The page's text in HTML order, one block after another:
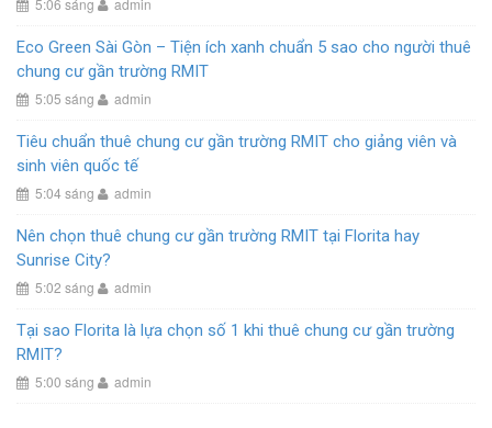
5:06 sáng admin
Eco Green Sài Gòn – Tiện ích xanh chuẩn 5 sao cho người thuê
chung cư gần trường RMIT
5:05 sáng admin
Tiêu chuẩn thuê chung cư gần trường RMIT cho giảng viên và
sinh viên quốc tế
5:04 sáng admin
Nên chọn thuê chung cư gần trường RMIT tại Florita hay
Sunrise City?
5:02 sáng admin
Tại sao Florita là lựa chọn số 1 khi thuê chung cư gần trường
RMIT?
5:00 sáng admin